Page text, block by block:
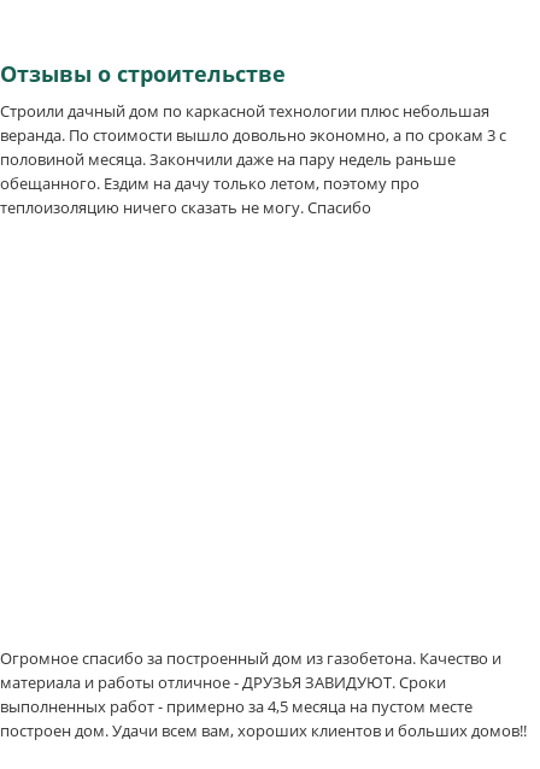
Отзывы о строительстве
Строили дачный дом по каркасной технологии плюс небольшая
веранда. По стоимости вышло довольно экономно, а по срокам 3 с
половиной месяца. Закончили даже на пару недель раньше
обещанного. Ездим на дачу только летом, поэтому про
теплоизоляцию ничего сказать не могу. Спасибо
Огромное спасибо за построенный дом из газобетона. Качество и
материала и работы отличное - ДРУЗЬЯ ЗАВИДУЮТ. Сроки
выполненных работ - примерно за 4,5 месяца на пустом месте
построен дом. Удачи всем вам, хороших клиентов и больших домов!!